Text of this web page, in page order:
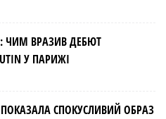
ЧИМ ВРАЗИВ ДЕБЮТ
У ПАРИЖІ
ПОКАЗАЛА СПОКУСЛИВИЙ ОБРАЗ